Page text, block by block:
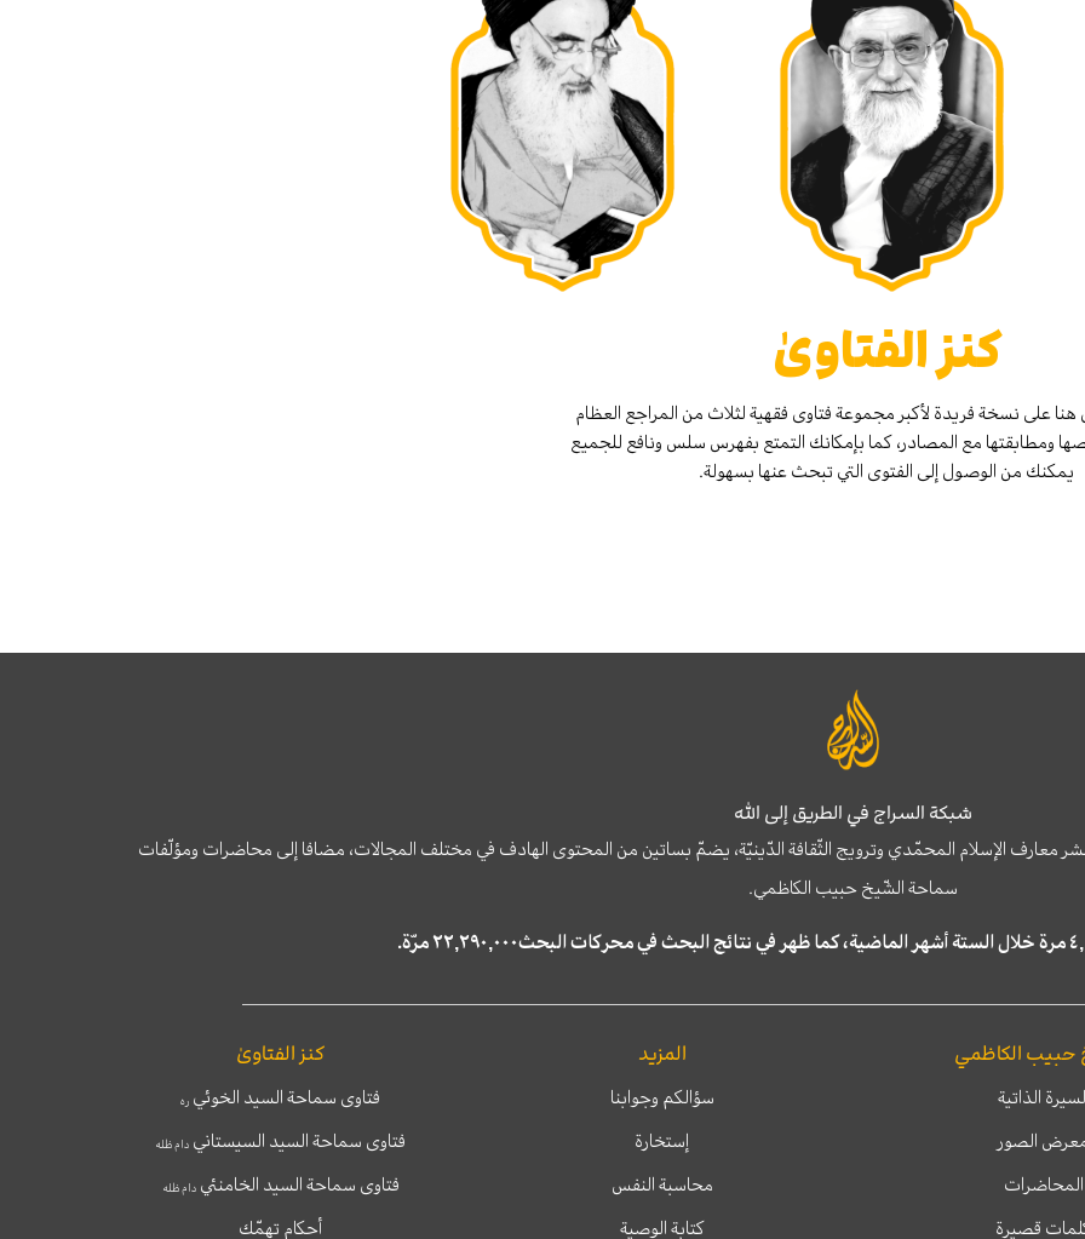
كنز الفتاوىٰ
على نسخة فريدة لأكبر مجموعة فتاوى فقهية لثلاث من المراجع العظام
ومطابقتها مع المصادر، كما بإمكانك التمتع بفهرس سلس ونافع للجميع
يمكنك من الوصول إلى الفتوى التي تبحث عنها بسهولة.
شبكة السراج في الطريق إلى الله
معارف الإسلام المحمّدي وترويج الثّقافة الدّينيّة، يضمّ بساتين من المحتوى الهادف في مختلف المجالات، مضافا إلى محاضرات ومؤلّفات
سماحة الشّيخ حبيب الكاظمي.
حبيب الكاظمي
الذاتية
الصور
المحاضرات
قصيرة
المزيد
سؤالكم وجوابنا
إستخارة
محاسبة النفس
كتابة الوصية
كنز الفتاوىٰ
فتاوى سماحة السيد الخوئي ره
فتاوى سماحة السيد السيستاني دام ظله
فتاوى سماحة السيد الخامنئيدام ظله
أحكام تهمّك